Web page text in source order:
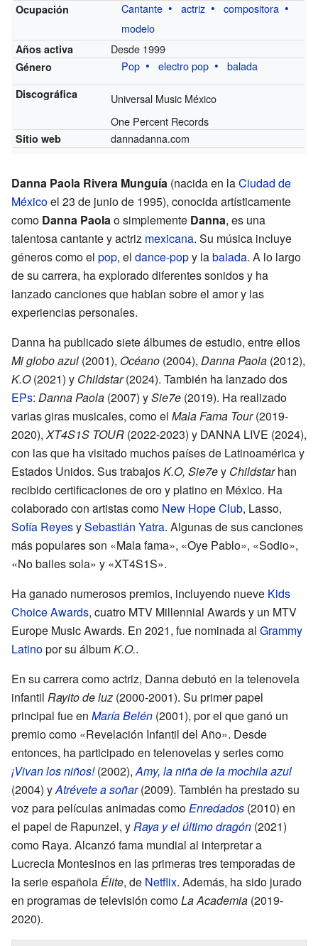
Ocupación
Cantante actriz
compositora
modelo
Años activa Desde 1999
Género Pop electro pop balada
Discográfica
Universal Music México
One Percent Records
Sitio web dannadanna.com
Danna Paola Rivera Munguía (nacida en laCiudad de
Méxicoel 23 de junio de 1995), conocida artísticamente
como Danna Paolao simplemente Danna, es una
talentosa cantante y actriz mexicana. Su música incluye
géneros como el pop, el dance-popy labalada. A lo largo
de su carrera, ha explorado diferentes sonidos y ha
lanzado canciones que hablan sobre el amor y las
experiencias personales.
Danna ha publicado siete álbumes de estudio, entre ellos
Mi globo azul (2001), Océano (2004), Danna Paola (2012),
K.O(2021) y Childstar(2024). También ha lanzado dos
EPs: Danna Paola (2007) ySie7e (2019). Ha realizado
varias giras musicales, como el Mala Fama Tour(2019-
2020),XT4S1S TOUR (2022-2023) y DANNA LIVE (2024),
con las que ha visitado muchos países de Latinoamérica y
Estados Unidos. Sus trabajosK.O, Sie7ey Childstarhan
recibido certificaciones de oro y platino en México. Ha
colaborado con artistas como New Hope Club, Lasso,
Sofía ReyesySebastián Yatra. Algunas de sus canciones
más populares son «Mala fama», «Oye Pablo», «Sodio»,
«No bailes sola» y «XT4S1S».
Ha ganado numerosos premios, incluyendo nueve Kids
Choice Awards, cuatro MTV Millennial Awards y un MTV
Europe Music Awards. En 2021, fue nominada al Grammy
Latinopor su álbumK.O..
En su carrera como actriz, Danna debutó en la telenovela
infantil Rayito de luz (2000-2001). Su primer papel
principal fue en María Belén (2001), por el que ganó un
premio como «Revelación Infantil del Año». Desde
entonces, ha participado en telenovelas y series como
¡Vivan los niños!(2002),Amy, la niña de la mochila azul
(2004) yAtrévete a soñar(2009). También ha prestado su
voz para películas animadas comoEnredados (2010) en
el papel de Rapunzel, yRaya y el último dragón (2021)
como Raya. Alcanzó fama mundial al interpretar a
Lucrecia Montesinos en las primeras tres temporadas de
la serie españolaÉlite, de Netflix. Además, ha sido jurado
en programas de televisión comoLa Academia (2019-
2020).